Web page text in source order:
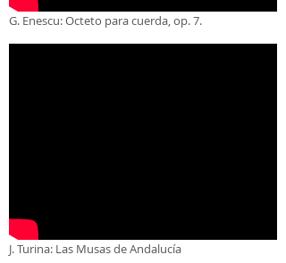
G. Enescu: Octeto para cuerda, op. 7.
J. Turina: Las Musas de Andalucía